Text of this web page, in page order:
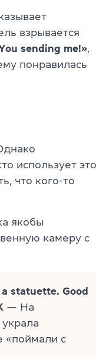
взрывается
sending me!»
понравилась
использует это
что кого-то
якобы
камеру с
statuette. Good
— На
«поймали с